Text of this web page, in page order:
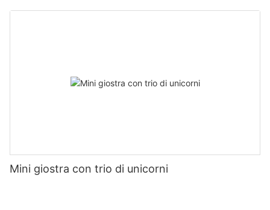
Mini giostra con trio di unicorni